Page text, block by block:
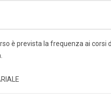
è prevista la frequenza ai